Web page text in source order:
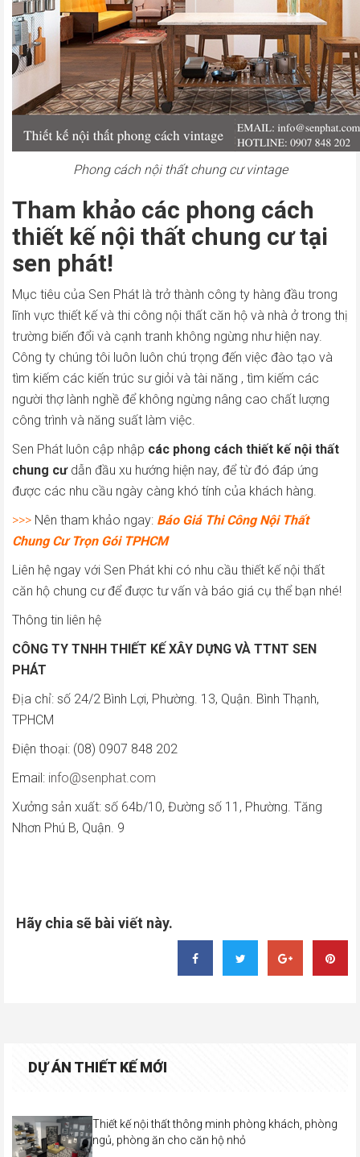
Phong cách nội thất chung cư vintage
Tham khảo các phong cách
thiết kế nội thất chung cư tại
sen phát!
Mục tiêu của Sen Phát là trở thành công ty hàng đầu trong
lĩnh vực thiết kế và thi công nội thất căn hộ và nhà ở trong thị
trường biến đổi và cạnh tranh không ngừng như hiện nay.
Công ty chúng tôi luôn luôn chú trọng đến việc đào tạo và
tìm kiếm các kiến trúc sư giỏi và tài năng , tìm kiếm các
người thợ lành nghề để không ngừng nâng cao chất lượng
công trình và năng suất làm việc.
Sen Phát luôn cập nhập các phong cách thiết kế nội thất
chung cư dẫn đầu xu hướng hiện nay, để từ đó đáp ứng
được các nhu cầu ngày càng khó tính của khách hàng.
>>> Nên tham khảo ngay: Báo Giá Thi Công Nội Thất
Chung Cư Trọn Gói TPHCM
Liên hệ ngay với Sen Phát khi có nhu cầu thiết kế nội thất
căn hộ chung cư để được tư vấn và báo giá cụ thể bạn nhé!
Thông tin liên hệ
CÔNG TY TNHH THIẾT KẾ XÂY DỰNG VÀ TTNT SEN
PHÁT
Địa chỉ: số 24/2 Bình Lợi, Phường. 13, Quận. Bình Thạnh,
TPHCM
Điện thoại: (08) 0907 848 202
Email: info@senphat.com
Xưởng sản xuất: số 64b/10, Đường số 11, Phường. Tăng
Nhơn Phú B, Quận. 9
Hãy chia sẽ bài viết này.
DỰ ÁN THIẾT KẾ MỚI
Thiết kế nội thất thông minh phòng khách, phòng
ngủ, phòng ăn cho căn hộ nhỏ